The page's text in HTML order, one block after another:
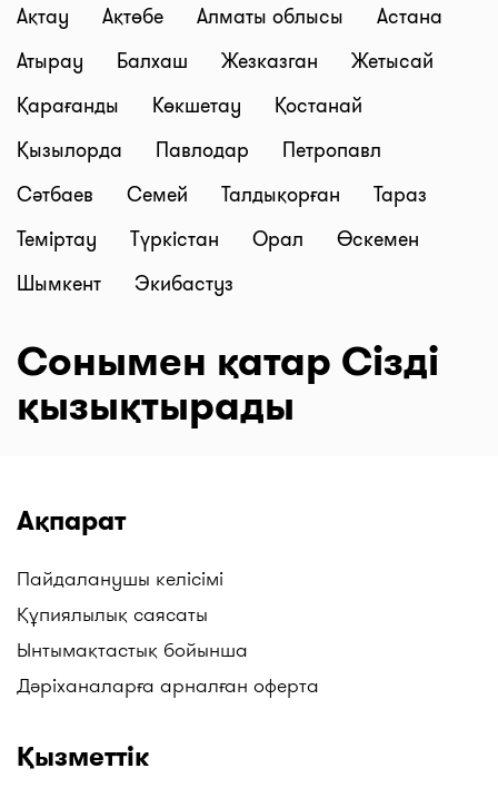
Ақтау Ақтөбе Алматы облысы
Астана
Атырау
Балхаш Жезказган
Жетысай
Қарағанды
Көкшетау
Қостанай
Қызылорда
Павлодар
Петропавл
Сәтбаев
Семей Талдықорған
Тараз
Теміртау
Түркістан Орал
Өскемен
Шымкент
Экибастуз
Сонымен қатар Сізді
қызықтырады
Ақпарат
Пайдаланушы келісімі
Құпиялылық саясаты
Ынтымақтастық бойынша
Дәріханаларға арналған оферта
Қызметтік